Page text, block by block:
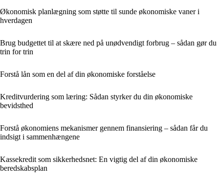
Økonomisk planlægning som støtte til sunde økonomiske vaner i
hverdagen
Brug budgettet til at skære ned på unødvendigt forbrug – sådan gør du
trin for trin
Forstå lån som en del af din økonomiske forståelse
Kreditvurdering som læring: Sådan styrker du din økonomiske
bevidsthed
Forstå økonomiens mekanismer gennem finansiering – sådan får du
indsigt i sammenhængene
Kassekredit som sikkerhedsnet: En vigtig del af din økonomiske
beredskabsplan